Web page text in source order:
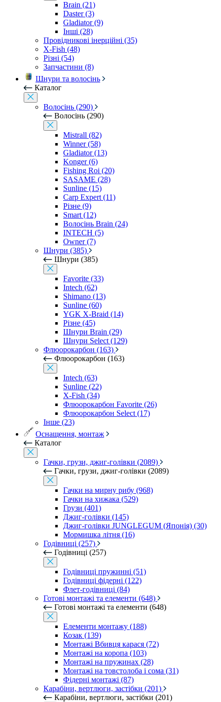
Brain (21)
Daster (3)
Gladiator (9)
Інші (28)
Провідникові інерційні (35)
X-Fish (48)
Різні (54)
Запчастини (8)
Шнури та волосінь
Каталог
Волосінь (290)
Волосінь (290)
Mistrall (82)
Winner (58)
Gladiator (13)
Konger (6)
Fishing Roi (20)
SASAME (28)
Sunline (15)
Carp Expert (11)
Різне (9)
Smart (12)
Волосінь Brain (24)
INTECH (5)
Owner (7)
Шнури (385)
Шнури (385)
Favorite (33)
Intech (62)
Shimano (13)
Sunline (60)
YGK X-Braid (14)
Різне (45)
Шнури Brain (29)
Шнури Select (129)
Флюорокарбон (163)
Флюорокарбон (163)
Intech (63)
Sunline (22)
X-Fish (34)
Флюорокарбон Favorite (26)
Флюорокарбон Select (17)
Інше (23)
Оснащення, монтаж
Каталог
Гачки, грузи, джиг-голівки (2089)
Гачки, грузи, джиг-голівки (2089)
Гачки на мирну рибу (968)
Гачки на хижака (529)
Грузи (401)
Джиг-голівки (145)
Джиг-голівки JUNGLEGUM (Японія) (30)
Мормишка літня (16)
Годівниці (257)
Годівниці (257)
Годівниці пружинні (51)
Годівниці фідерні (122)
Флет-годівниці (84)
Готові монтажі та елементи (648)
Готові монтажі та елементи (648)
Елементи монтажу (188)
Козак (139)
Монтажі Вбивця карася (72)
Монтажі на коропа (103)
Монтажі на пружинах (28)
Монтажі на товстолоба і сома (31)
Фідерні монтажі (87)
Карабіни, вертлюги, застібки (201)
Карабіни, вертлюги, застібки (201)